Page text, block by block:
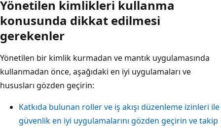
Yönetilen kimlikleri kullanma
konusunda dikkat edilmesi
gerekenler
Yönetilen bir kimlik kurmadan ve mantık uygulamasında
kullanmadan önce, aşağıdaki en iyi uygulamaları ve
hususları gözden geçirin:
Katkıda bulunan roller ve iş akışı düzenleme izinleri ile
güvenlik en iyi uygulamalarını gözden geçirin ve takip